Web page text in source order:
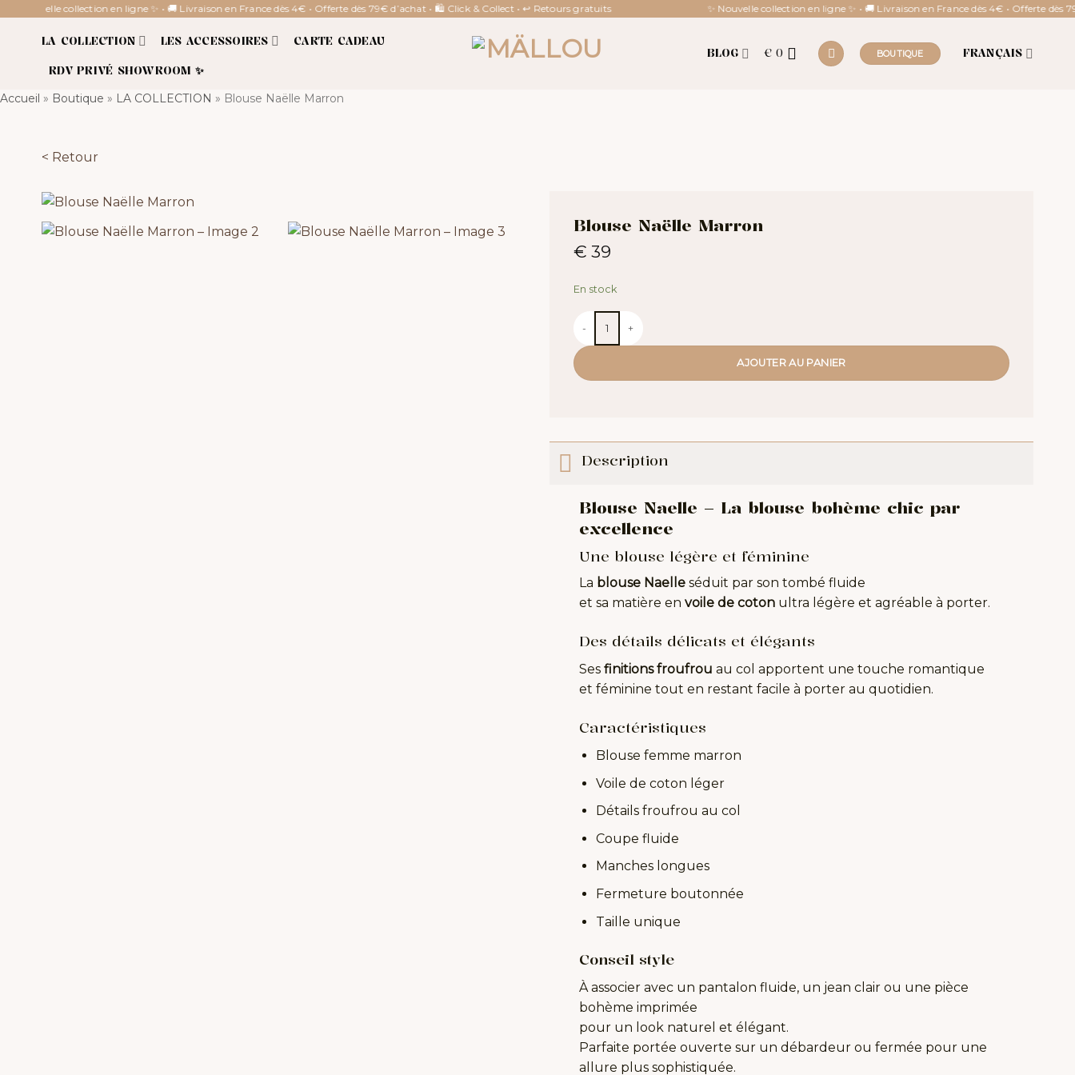
contenu
✨ Nouvelle collection en ligne ✨ • 🚚 Livraison en France dès 4€ • Offerte dès 79€ d’achat • 🛍 Click & Collect • ↩ Retours gratuits ✨ Nouvelle collection en ligne ✨ • 🚚 Livraison en France dès 4€ • Offerte dès
LA COLLECTION LES ACCESSOIRES CARTE CADEAU
RDV PRIVÉ SHOWROOM ✨
BLOG € 0 BOUTIQUE FRANÇAIS
Accueil » Boutique » LA COLLECTION » Blouse Naëlle Marron
< Retour
Blouse Naëlle Marron
€ 39
En stock
AJOUTER AU PANIER
Description
Blouse Naelle – La blouse bohème chic par
excellence
Une blouse légère et féminine
La blouse Naelleséduit par son tombé fluide
et sa matière en voile de cotonultra légère et agréable à porter.
Des détails délicats et élégants
Ses finitions froufrou au col apportent une touche romantique
et féminine tout en restant facile à porter au quotidien.
Caractéristiques
Blouse femme marron
Voile de coton léger
Détails froufrou au col
Coupe fluide
Manches longues
Fermeture boutonnée
Taille unique
Conseil style
À associer avec un pantalon fluide, un jean clair ou une pièce
bohème imprimée
pour un look naturel et élégant.
Parfaite portée ouverte sur un débardeur ou fermée pour une
allure plus sophistiquée.